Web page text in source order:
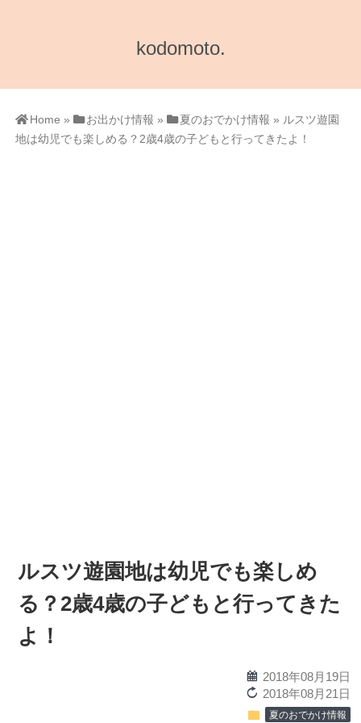
kodomoto.
Home » お出かけ情報 » 夏のおでかけ情報 » ルスツ遊園
地は幼児でも楽しめる？2歳4歳の子どもと行ってきたよ！
ルスツ遊園地は幼児でも楽しめ
る？2歳4歳の子どもと行ってきた
よ！
calendar 2018年08月19日
reload 2018年08月21日
folder 夏のおでかけ情報